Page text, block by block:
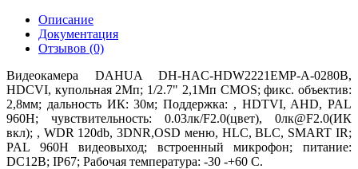
Описание
Документация
Отзывов (0)
Видеокамера DAHUA DH-HAC-HDW2221EMP-A-0280B,
HDCVI, купольная 2Мп; 1/2.7" 2,1Mп CMOS; фикс. объектив:
2,8мм; дальность ИК: 30м; Поддержка: , HDTVI, AHD, PAL
960H; чувствительность: 0.03лк/F2.0(цвет), 0лк@F2.0(ИК
вкл); , WDR 120db, 3DNR,OSD меню, HLC, BLC, SMART IR;
PAL 960H видеовыход; вcтроенный микрофон; питание:
DC12В; IP67; Рабочая температура: -30 -+60 С.